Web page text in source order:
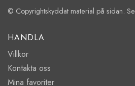
© Copyrightskyddat material på sidan. Se
HANDLA
Villkor
Kontakta oss
Mina favoriter